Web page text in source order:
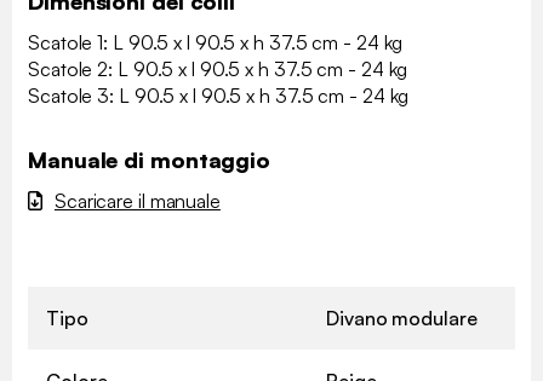
Scatole 1: L 90.5 x l 90.5 x h 37.5 cm - 24 kg
Scatole 2: L 90.5 x l 90.5 x h 37.5 cm - 24 kg
Scatole 3: L 90.5 x l 90.5 x h 37.5 cm - 24 kg
Manuale di montaggio
Scaricare il manuale
Tipo Divano modulare